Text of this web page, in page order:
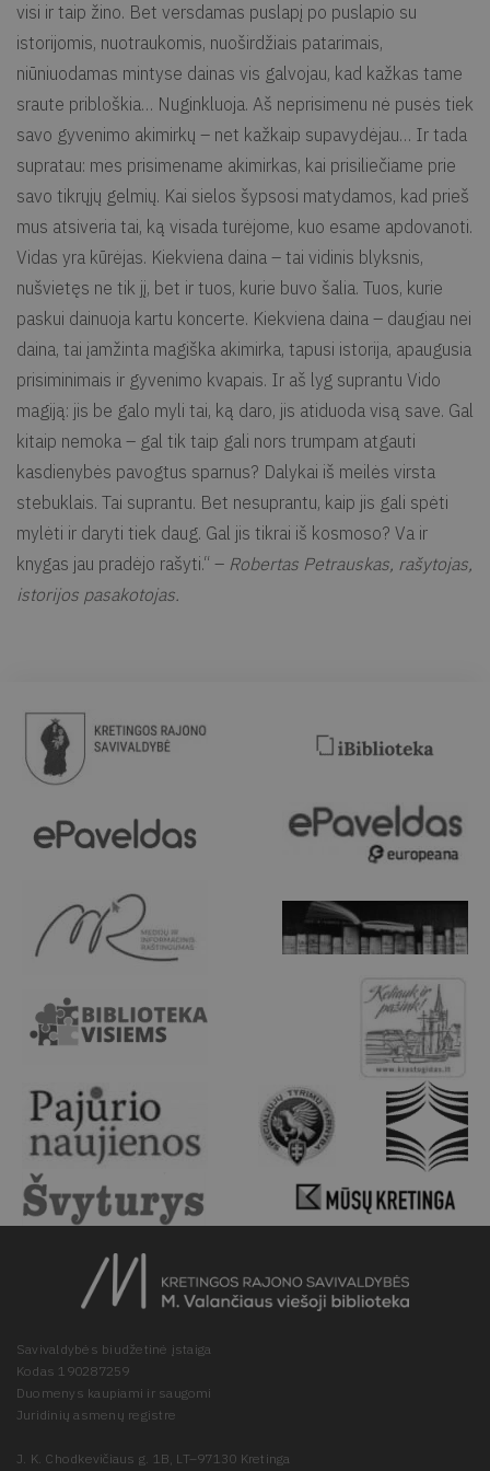
visi ir taip žino. Bet versdamas puslapį po puslapio su
istorijomis, nuotraukomis, nuoširdžiais patarimais,
niūniuodamas mintyse dainas vis galvojau, kad kažkas tame
sraute pribloškia… Nuginkluoja. Aš neprisimenu nė pusės tiek
savo gyvenimo akimirkų – net kažkaip supavydėjau… Ir tada
supratau: mes prisimename akimirkas, kai prisiliečiame prie
savo tikrųjų gelmių. Kai sielos šypsosi matydamos, kad prieš
mus atsiveria tai, ką visada turėjome, kuo esame apdovanoti.
Vidas yra kūrėjas. Kiekviena daina – tai vidinis blyksnis,
nušvietęs ne tik jį, bet ir tuos, kurie buvo šalia. Tuos, kurie
paskui dainuoja kartu koncerte. Kiekviena daina – daugiau nei
daina, tai įamžinta magiška akimirka, tapusi istorija, apaugusia
prisiminimais ir gyvenimo kvapais. Ir aš lyg suprantu Vido
magiją: jis be galo myli tai, ką daro, jis atiduoda visą save. Gal
kitaip nemoka – gal tik taip gali nors trumpam atgauti
kasdienybės pavogtus sparnus? Dalykai iš meilės virsta
stebuklais. Tai suprantu. Bet nesuprantu, kaip jis gali spėti
mylėti ir daryti tiek daug. Gal jis tikrai iš kosmoso? Va ir
knygas jau pradėjo rašyti.“ – Robertas Petrauskas, rašytojas,
istorijos pasakotojas.
Savivaldybės biudžetinė įstaiga
Kodas 190287259
Duomenys kaupiami ir saugomi
Juridinių asmenų registre
J. K. Chodkevičiaus g. 1B, LT–97130 Kretinga